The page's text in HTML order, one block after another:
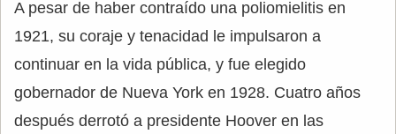
A pesar de haber contraído una poliomielitis en
1921, su coraje y tenacidad le impulsaron a
continuar en la vida pública, y fue elegido
gobernador de Nueva York en 1928. Cuatro años
después derrotó a presidente Hoover en las